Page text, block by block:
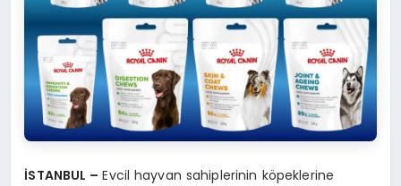
İSTANBUL –Evcil hayvan sahiplerinin köpeklerine